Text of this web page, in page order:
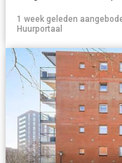
1 week geleden
Huurportaal